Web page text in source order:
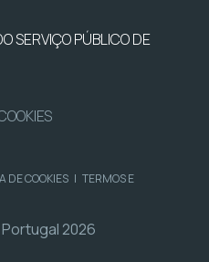
SERVIÇO PÚBLICO DE
DE COOKIES | TERMOS E
2026